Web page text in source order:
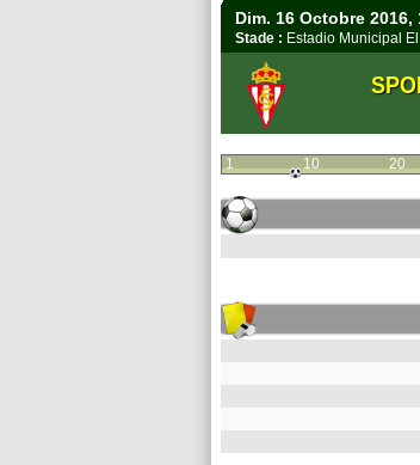
Dim. 16 Octobre 2016,
Stade : Estadio Municipal
1 10 20